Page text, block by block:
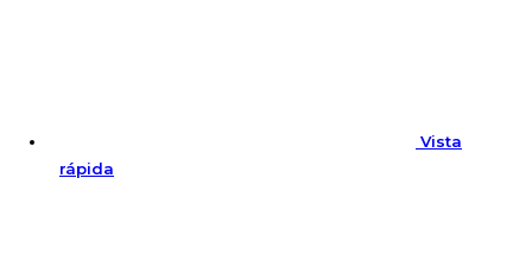
Vista
rápida